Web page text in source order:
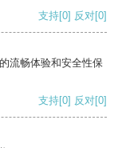
支持[0] 反对[0]
流畅体验和安全性保
支持[0] 反对[0]